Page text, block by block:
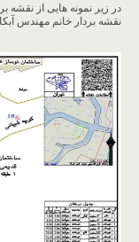
در زیر نمونه هایی از
نقشه بردار خانم مهندس